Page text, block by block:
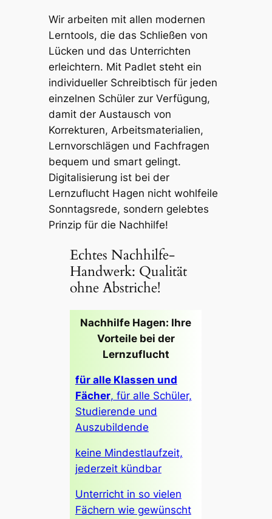
Wir arbeiten mit allen modernen
Lerntools, die das Schließen von
Lücken und das Unterrichten
erleichtern. Mit Padlet steht ein
individueller Schreibtisch für jeden
einzelnen Schüler zur Verfügung,
damit der Austausch von
Korrekturen, Arbeitsmaterialien,
Lernvorschlägen und Fachfragen
bequem und smart gelingt.
Digitalisierung ist bei der
Lernzuflucht Hagen nicht wohlfeile
Sonntagsrede, sondern gelebtes
Prinzip für die Nachhilfe!
Echtes Nachhilfe-
Handwerk: Qualität
ohne Abstriche!
Nachhilfe Hagen: Ihre
Vorteile bei der
Lernzuflucht
für alle Klassen und
Fächer, für alle Schüler,
Studierende und
Auszubildende
keine Mindestlaufzeit,
jederzeit kündbar
Unterricht in so vielen
Fächern wie gewünscht